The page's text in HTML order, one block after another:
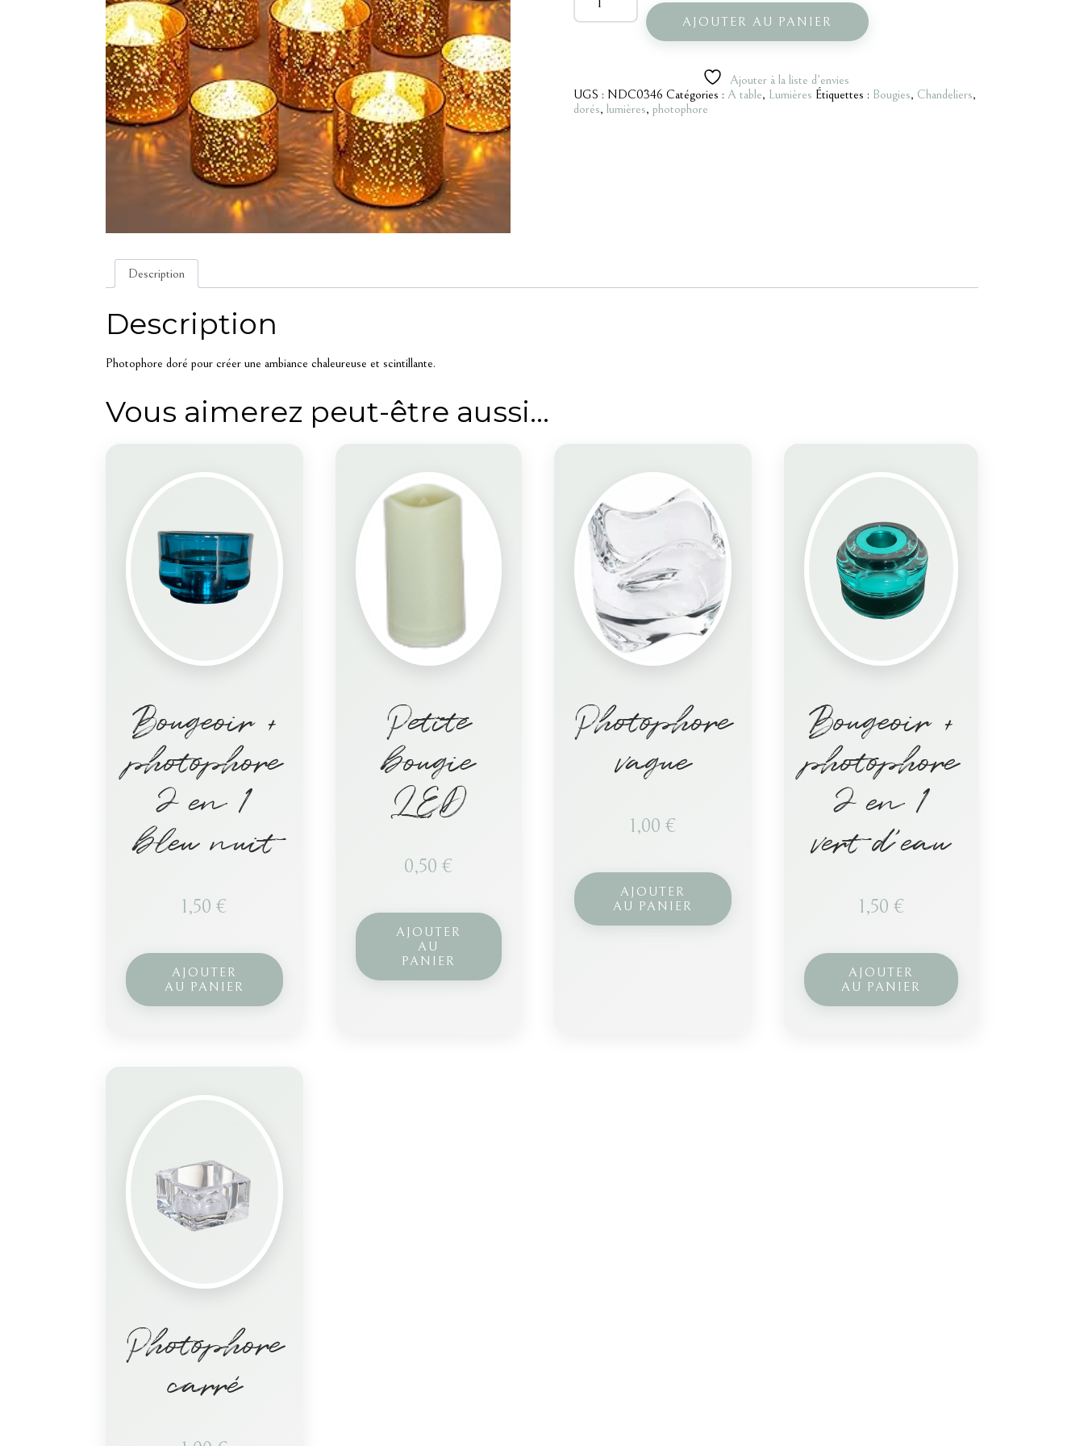
Photophore
AJOUTER AU PANIER
Ajouter à la liste d’envies
UGS : NDC0346 Catégories : A table, Lumières Étiquettes : Bougies, Chandeliers,
dorés, lumières, photophore
Description
Description
Photophore doré pour créer une ambiance chaleureuse et scintillante.
Vous aimerez peut-être aussi…
Bougeoir +
photophore
2 en 1
bleu nuit
1,50€
AJOUTER
AU PANIER
Petite
bougie
LED
0,50€
AJOUTER
AU
PANIER
Photophore
vague
1,00€
AJOUTER
AU PANIER
Bougeoir +
photophore
2 en 1
vert d’eau
1,50 €
AJOUTER
AU PANIER
Photophore
carré